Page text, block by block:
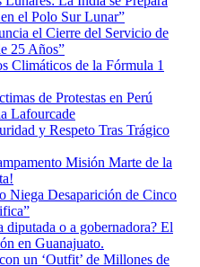
el Polo Sur Lunar”
el Cierre del Servicio de
25 Años”
Climáticos de la Fórmula 1
de Protestas en Perú
Lafourcade
y Respeto Tras Trágico
Misión Marte de la
Niega Desaparición de Cinco
diputada o a gobernadora? El
en Guanajuato.
un ‘Outfit’ de Millones de